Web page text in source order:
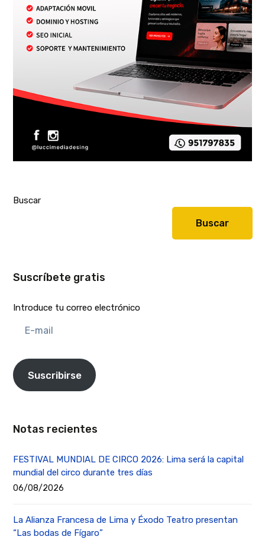
Buscar
Buscar
Suscríbete gratis
Introduce tu correo electrónico
mail
Suscribirse
Notas recientes
FESTIVAL MUNDIAL DE CIRCO 2026: Lima será la capital
mundial del circo durante tres días
06/08/2026
La Alianza Francesa de Lima y Éxodo Teatro presentan
“Las bodas de Fígaro”